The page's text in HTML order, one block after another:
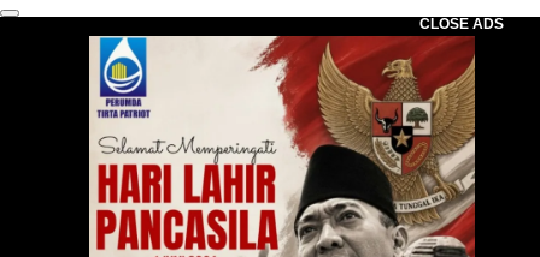
CLOSE ADS